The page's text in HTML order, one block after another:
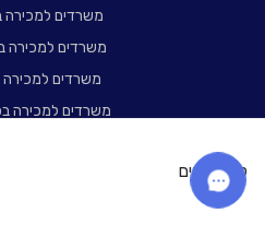
קניון רננים
משרדים למכירה
משרדים למכירה
משרדים למכירה
משרדים למכירה